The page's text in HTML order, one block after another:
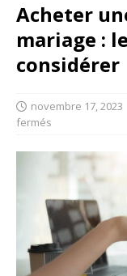
Acheter
mariage :
considérer
novembre 17, 2023
fermés